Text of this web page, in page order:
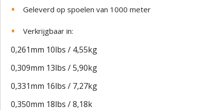
Geleverd op spoelen van 1000 meter
Verkrijgbaar in:
0,261mm 10lbs / 4,55kg
0,309mm 13lbs / 5,90kg
0,331mm 16lbs / 7,27kg
0,350mm 18lbs / 8,18k